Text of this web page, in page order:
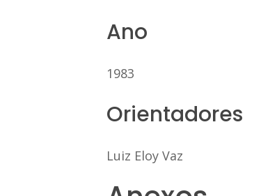
Ano
1983
Orientadores
Luiz Eloy Vaz